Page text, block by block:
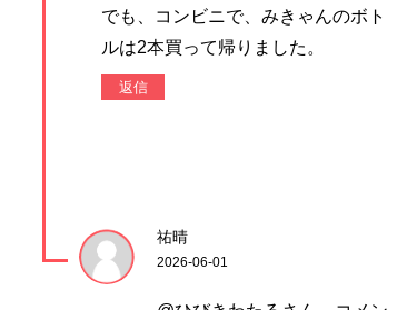
でも、コンビニで、みきゃんのボト
ルは2本買って帰りました。
返信
祐晴
2026-06-01